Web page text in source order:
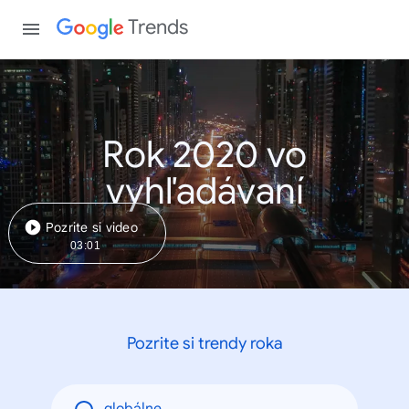
Trends
Rok 2020 vo
vyhľadávaní
Pozrite si video
03:01
Pozrite si trendy roka